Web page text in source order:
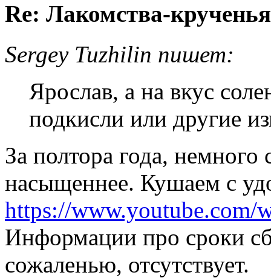
Re: Лакомства-крученья
Sergey Tuzhilin пишет:
Ярослав, а на вкус
подкисли или другие
За полтора года, немного
насыщеннее. Кушаем с
https://
Информации про сроки
сожаленью, отсутствует.